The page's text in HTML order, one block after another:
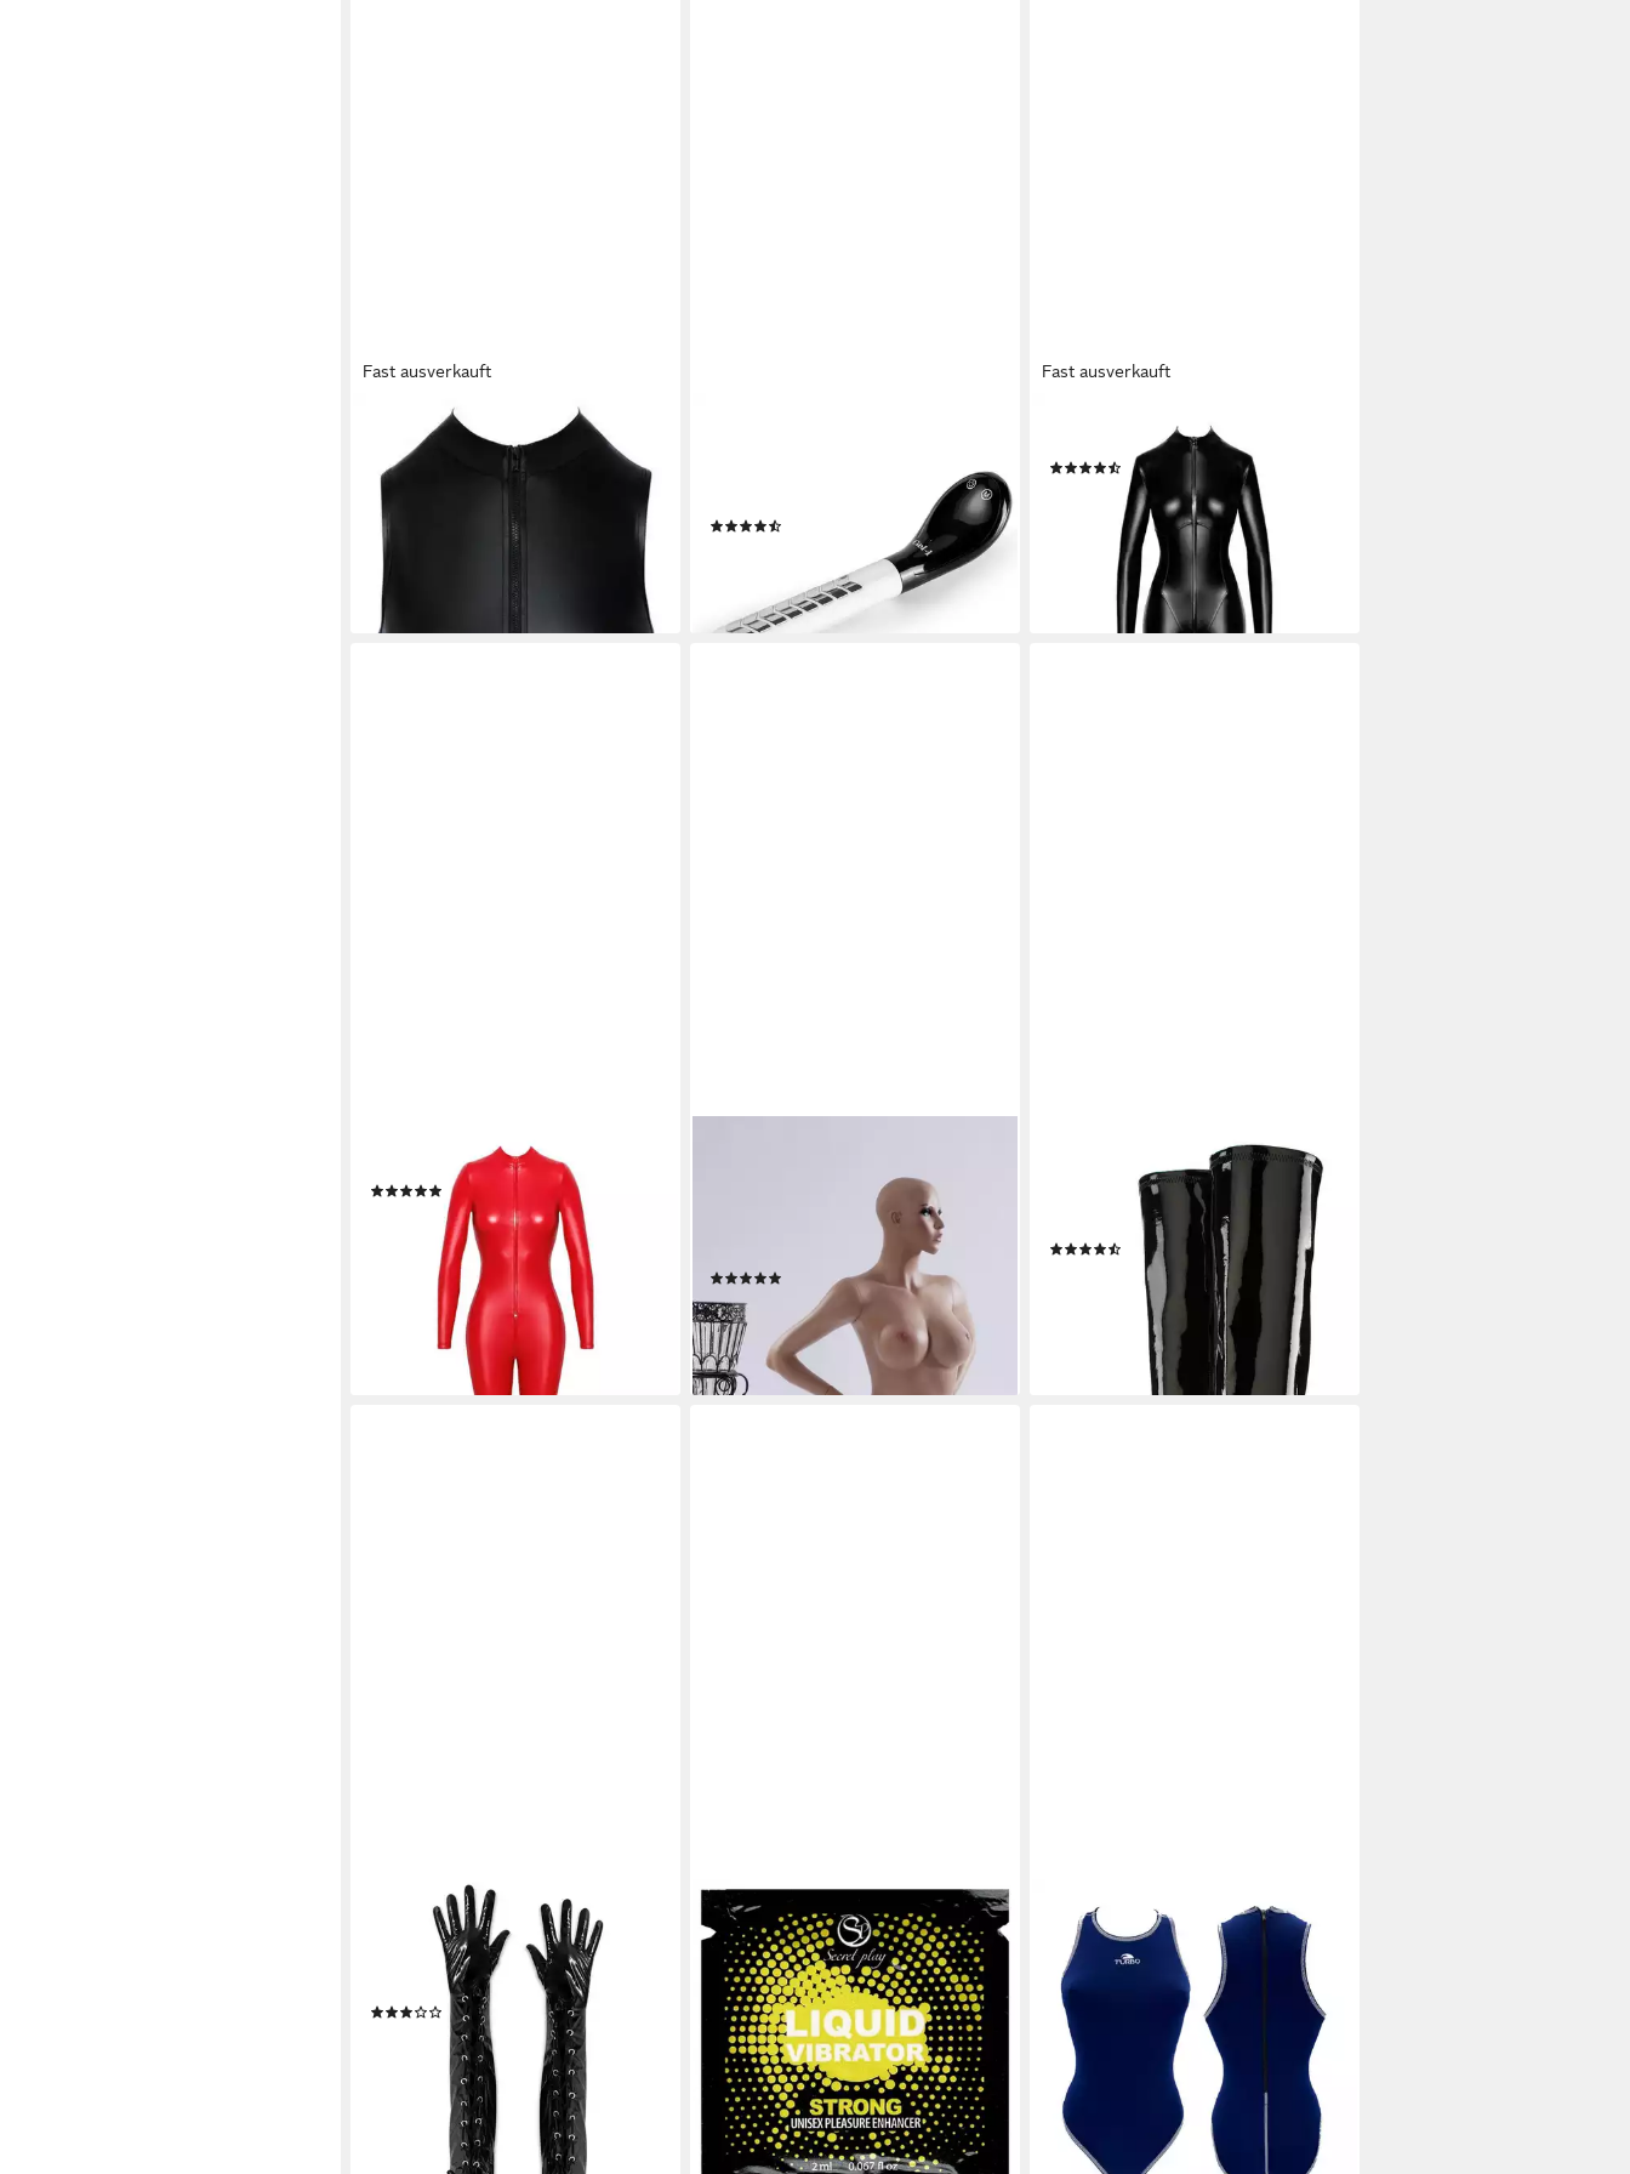
Fast ausverkauft
COTTELLI COLLECTION
Body Ouvert Wetlook-Body mit
Reißverschluss - schwarz (1-tlg) mit
durchgehendem Reißverschluss
54,99 €
lieferbar - in 2-3 Werktagen bei dir
Lichtanwendung Vaginaltrainer, Für
das weibliche Intimbereichstraining
lieferbar - in 3-4 Werktagen bei dir
Fast ausverkauft
Bodystocking Overall in schwarz - S
(5)
ab 106,99 €
lieferbar - in 2-3 Werktagen bei dir
Bodystocking Overall in rot - S
(3)
ab 95,99 €
lieferbar - in 2-3 Werktagen bei dir
Schaufensterpuppe große
Oberweite Weiblich NEU, Nicht
209,99 €
lieferbar - in 2-3 Werktagen bei dir
LASCANA BELLE AFFAIRE
High-Heel-Stiefelette mit Plateau,
Overkneestiefel in erotischer Lack-
(27)
99,99 €
lieferbar - in 1-2 Werktagen bei dir
Abendhandschuhe Lack Handschuhe
2 Modelle zur Wahl Domina Dessous
Karneval Halloween
(1)
UVP19,99 €
(9,99 €/ 1 Paar)
lieferbar - in 5-6 Werktagen bei dir
SECRET PLAY
Stimulationsgel Liquid Vibrator -
Strong, Flasche mit 15ml, 1-tlg.,
pulsierendes, vibrierendes Gel für
Männer und Frauen
24,95 €
(1.663,33 €/ 1 l)
lieferbar - in 2-3 Werktagen bei dir
TURBO
Badeanzug mit Reißverschluss
69,95 €
lieferbar - in 2-3 Werktagen bei dir